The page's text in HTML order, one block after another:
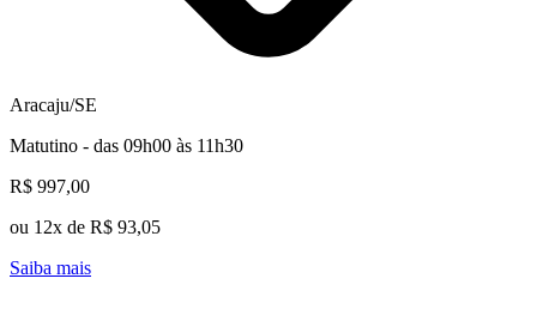
Aracaju/SE
Matutino - das 09h00 às 11h30
R$ 997,00
ou 12x de R$ 93,05
Saiba mais